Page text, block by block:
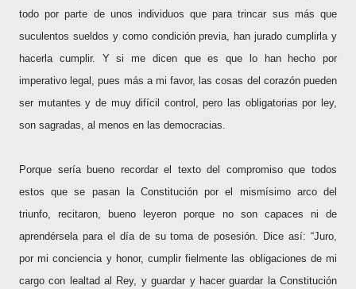
todo por parte de unos individuos que para trincar sus más que
suculentos sueldos y como condición previa, han jurado cumplirla y
hacerla cumplir. Y si me dicen que es que lo han hecho por
imperativo legal, pues más a mi favor, las cosas del corazón pueden
ser mutantes y de muy difícil control, pero las obligatorias por ley,
son sagradas, al menos en las democracias.
Porque sería bueno recordar el texto del compromiso que todos
estos que se pasan la Constitución por el mismísimo arco del
triunfo, recitaron, bueno leyeron porque no son capaces ni de
aprendérsela para el día de su toma de posesión. Dice así: “Juro,
por mi conciencia y honor, cumplir fielmente las obligaciones de mi
cargo con lealtad al Rey, y guardar y hacer guardar la Constitución